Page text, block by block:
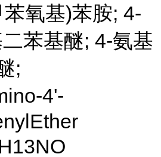
氧基)苯胺; 4-
苯基醚; 4-氨基
;
4'-